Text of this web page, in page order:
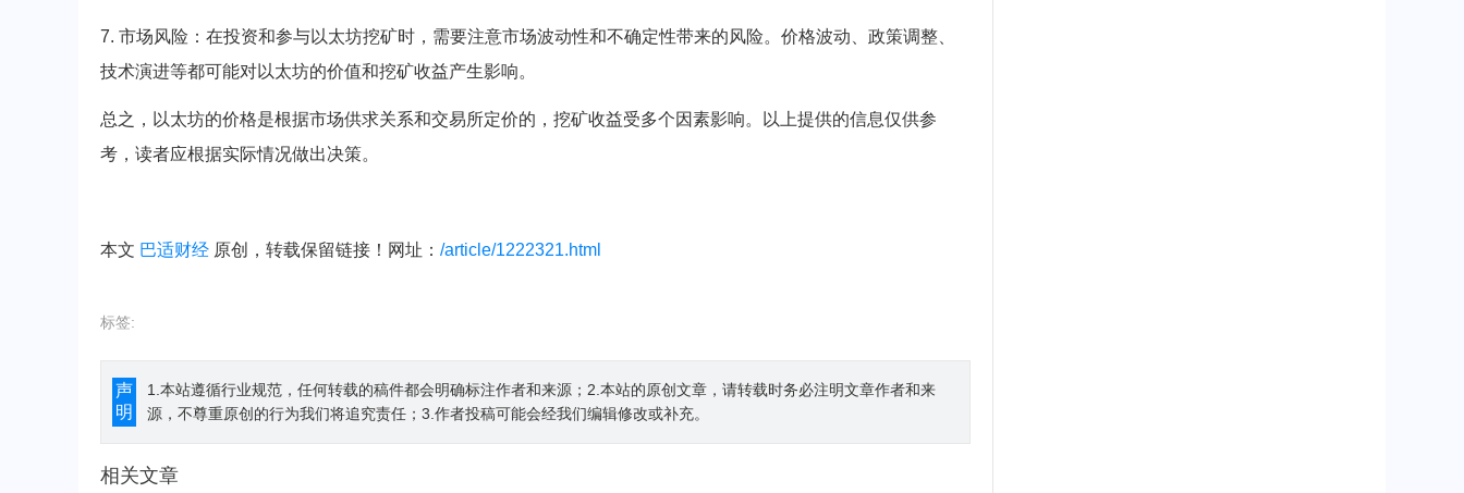
7. 市场风险：在投资和参与以太坊挖矿时，需要注意市场波动性和不确定性带来的风险。价格波动、政策调整、
技术演进等都可能对以太坊的价值和挖矿收益产生影响。
总之，以太坊的价格是根据市场供求关系和交易所定价的，挖矿收益受多个因素影响。以上提供的信息仅供参
考，读者应根据实际情况做出决策。
本文 巴适财经 原创，转载保留链接！网址： /article/1222321.html
标签:
声
明
1.本站遵循行业规范，任何转载的稿件都会明确标注作者和来源；2.本站的原创文章，请转载时务必注明文章作者和来
源，不尊重原创的行为我们将追究责任；3.作者投稿可能会经我们编辑修改或补充。
相关文章